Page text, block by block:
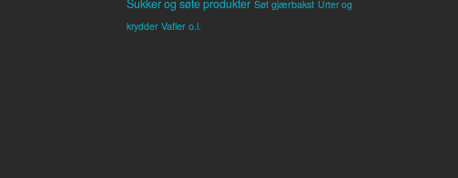
Sukker og søte produkter Søt gjærbakst Urter og
krydder Vafler o.l.